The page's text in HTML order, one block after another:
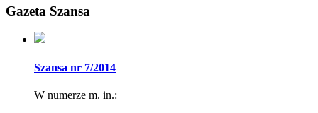
Gazeta Szansa
Szansa nr 7/2014
W numerze m. in.: